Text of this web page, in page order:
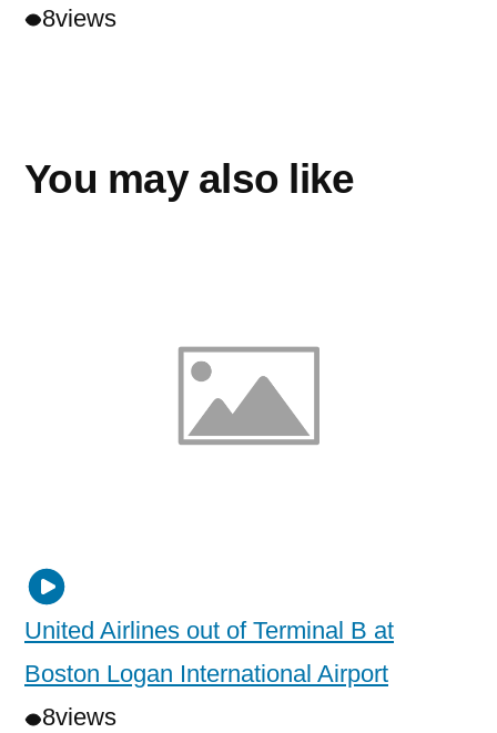
8views
You may also like
United Airlines out of Terminal B at
Boston Logan International Airport
8views